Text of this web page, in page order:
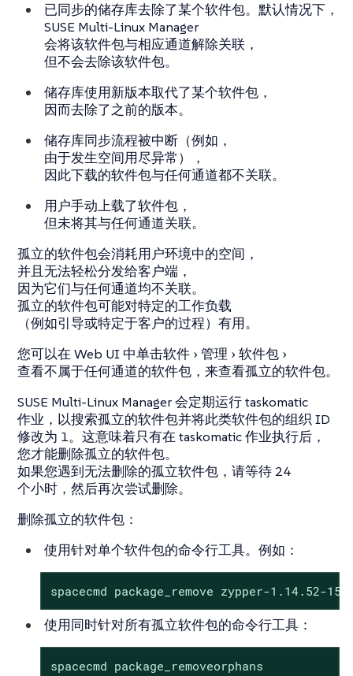
已同步的储存库去除了某个软件包。默认情况下，
SUSE Multi-Linux Manager
会将该软件包与相应通道解除关联，
但不会去除该软件包。
储存库使用新版本取代了某个软件包，
因而去除了之前的版本。
储存库同步流程被中断（例如，
由于发生空间用尽异常），
因此下载的软件包与任何通道都不关联。
用户手动上载了软件包，
但未将其与任何通道关联。
孤立的软件包会消耗用户环境中的空间，
并且无法轻松分发给客户端，
因为它们与任何通道均不关联。
孤立的软件包可能对特定的工作负载
（例如引导或特定于客户的过程）有用。
您可以在 Web UI 中单击软件 管理
软件包
查看不属于任何通道的软件包 ，来查看孤立的软件包。
SUSE Multi-Linux Manager 会定期运行 taskomatic
作业，以搜索孤立的软件包并将此类软件包的组织 ID
修改为 1。这意味着只有在 taskomatic 作业执行后，
您才能删除孤立的软件包。
如果您遇到无法删除的孤立软件包，请等待 24
个小时，然后再次尝试删除。
删除孤立的软件包：
使用针对单个软件包的命令行工具。例如：
spacecmd package_remove zypper-1.14.52-
使用同时针对所有孤立软件包的命令行工具：
spacecmd package_removeorphans